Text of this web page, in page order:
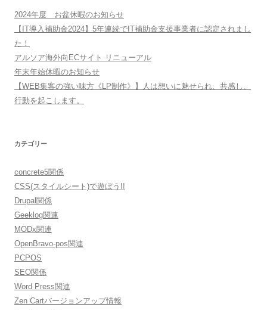
2024年度 お盆休暇のお知らせ
【IT導入補助金2024】5年連続でIT補助金支援事業者に認定されまし
た！
アルソア海外向ECサイト リニューアル
年末年始休暇のお知らせ
【WEB集客の強い味方《LP制作》】人は想いに魅せられ、共感し、
行動を起こします。
カテゴリー
concrete5関係
CSS(スタイルシート)で遊ぼう!!
Drupal関係
Geeklog関連
MODx関連
OpenBravo-pos関連
PCPOS
SEO関係
Word Press関連
Zen Cartバージョンアップ情報